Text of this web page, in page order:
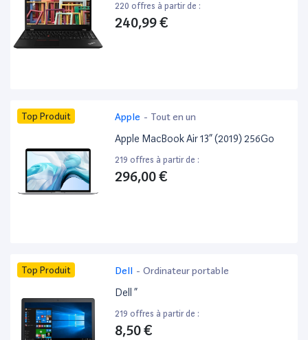
220 offres à partir de :
240,99 €
Top Produit Apple - Tout en un
Apple MacBook Air 13” (2019) 256Go
219 offres à partir de :
296,00 €
Top Produit Dell - Ordinateur portable
Dell ”
219 offres à partir de :
8,50 €